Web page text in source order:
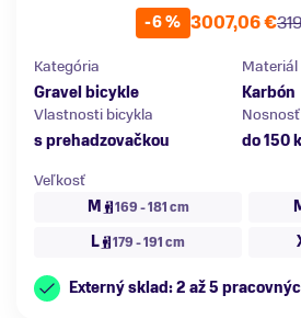
-6 % 3007,06 €
Kategória
Gravel bicykle
Karbón
Vlastnosti bicykla
s prehadzovačkou
Nosnosť
do 150
Veľkosť
M
169 - 181 cm
L 179 - 191 cm
Externý sklad: 2 až 5